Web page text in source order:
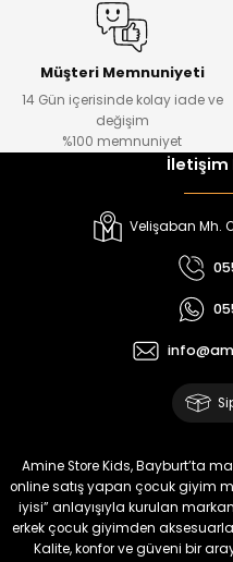
Urban Kız Çocuk Süveterli Tunik
Melra Kız Çocuk Kot Pantolon
₺
Koren Kız Çocuk ve Bebek Tayt
₺ 320
₺ 250
₺
%22
Müşteri Memnuniyeti
14 Gün içerisinde kolay iade ve
değişim
%100 memnuniyet
İletişim
Velişaban Mh.
Amine Store Kids, Bayburt’ta
online satış yapan çocuk giyim
iyisi” anlayışıyla kurulan
erkek çocuk giyimden
Kalite, konfor ve güveni bir